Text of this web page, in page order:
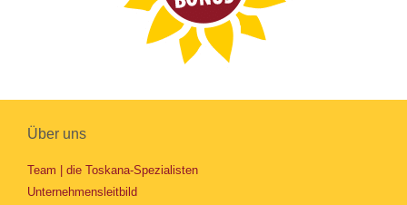
Über uns
Team | die Toskana-Spezialisten
Unternehmensleitbild